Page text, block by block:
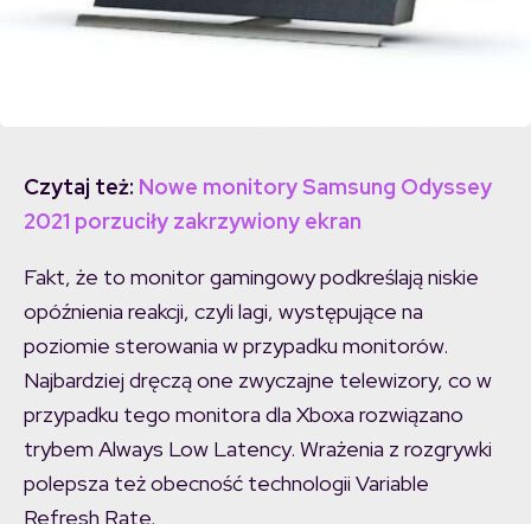
Czytaj też: Nowe monitory Samsung Odyssey
2021 porzuciły zakrzywiony ekran
Fakt, że to monitor gamingowy podkreślają niskie
opóźnienia reakcji, czyli lagi, występujące na
poziomie sterowania w przypadku monitorów.
Najbardziej dręczą one zwyczajne telewizory, co w
przypadku tego monitora dla Xboxa rozwiązano
trybem Always Low Latency. Wrażenia z rozgrywki
polepsza też obecność technologii Variable
Refresh Rate.